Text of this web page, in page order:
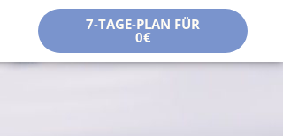
7-TAGE-PLAN FÜR
0€